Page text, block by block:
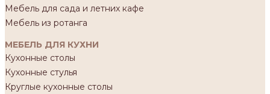
Мебель для сада и летних кафе
Мебель из ротанга
МЕБЕЛЬ ДЛЯ КУХНИ
Кухонные столы
Кухонные стулья
Круглые кухонные столы